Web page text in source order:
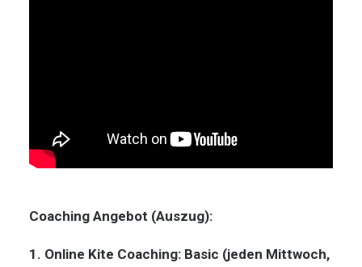
Coaching Angebot (Auszug):
1. Online Kite Coaching: Basic (jeden Mittwoch,